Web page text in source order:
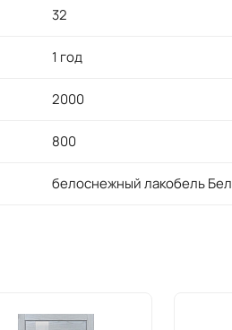
32
1 год
2000
800
белоснежный лакобель